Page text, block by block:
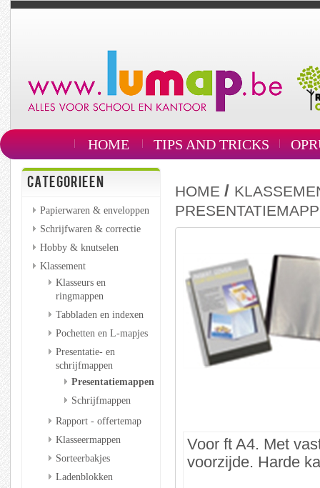
HOME TIPS AND TRICKS
CATEGORIEEN
Papierwaren & enveloppen
Schrijfwaren & correctie
Hobby & knutselen
Klassement
Klasseurs en
ringmappen
Tabbladen en indexen
Pochetten en L-mapjes
Presentatie- en
schrijfmappen
Presentatiemappen
Schrijfmappen
Rapport - offertemap
Klasseermappen
Sorteerbakjes
Ladenblokken
HOME /
Voor ft A4. Met
voorzijde. Harde